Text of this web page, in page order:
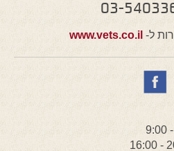
03-
ל- www.vets.co.il